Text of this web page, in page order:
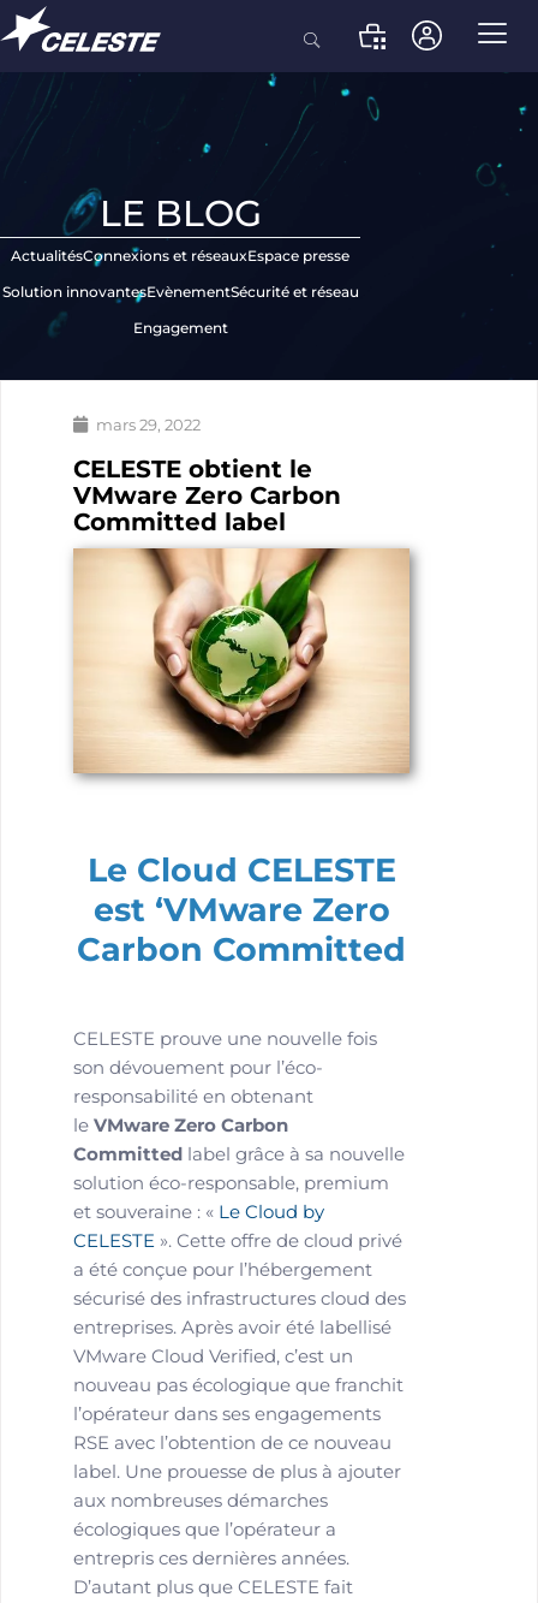
LE BLOG
ActualitésConnexions et réseauxEspace presse
Solution innovantesEvènementSécurité et réseau
Engagement
mars 29, 2022
CELESTE obtient le
VMware Zero Carbon
Committed label
Le Cloud CELESTE
est ‘VMware Zero
Carbon Committed
CELESTE prouve une nouvelle fois
son dévouement pour l’éco-
responsabilité en obtenant
le VMware Zero Carbon
Committed label grâce à sa nouvelle
solution éco-responsable, premium
et souveraine : « Le Cloud by
CELESTE ». Cette offre de cloud privé
a été conçue pour l’hébergement
sécurisé des infrastructures cloud des
entreprises. Après avoir été labellisé
VMware Cloud Verified, c’est un
nouveau pas écologique que franchit
l’opérateur dans ses engagements
RSE avec l’obtention de ce nouveau
label. Une prouesse de plus à ajouter
aux nombreuses démarches
écologiques que l’opérateur a
entrepris ces dernières années.
D’autant plus que CELESTE fait